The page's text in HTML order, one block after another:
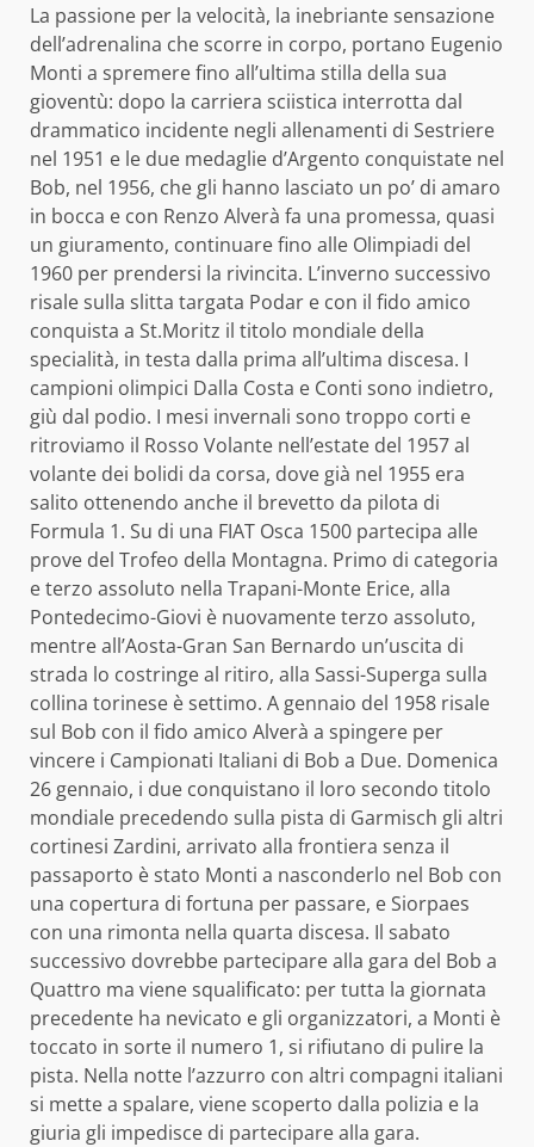
La passione per la velocità, la inebriante sensazione
dell’adrenalina che scorre in corpo, portano Eugenio
Monti a spremere fino all’ultima stilla della sua
gioventù: dopo la carriera sciistica interrotta dal
drammatico incidente negli allenamenti di Sestriere
nel 1951 e le due medaglie d’Argento conquistate nel
Bob, nel 1956, che gli hanno lasciato un po’ di amaro
in bocca e con Renzo Alverà fa una promessa, quasi
un giuramento, continuare fino alle Olimpiadi del
1960 per prendersi la rivincita. L’inverno successivo
risale sulla slitta targata Podar e con il fido amico
conquista a St.Moritz il titolo mondiale della
specialità, in testa dalla prima all’ultima discesa. I
campioni olimpici Dalla Costa e Conti sono indietro,
giù dal podio. I mesi invernali sono troppo corti e
ritroviamo il Rosso Volante nell’estate del 1957 al
volante dei bolidi da corsa, dove già nel 1955 era
salito ottenendo anche il brevetto da pilota di
Formula 1. Su di una FIAT Osca 1500 partecipa alle
prove del Trofeo della Montagna. Primo di categoria
e terzo assoluto nella Trapani-Monte Erice, alla
Pontedecimo-Giovi è nuovamente terzo assoluto,
mentre all’Aosta-Gran San Bernardo un’uscita di
strada lo costringe al ritiro, alla Sassi-Superga sulla
collina torinese è settimo. A gennaio del 1958 risale
sul Bob con il fido amico Alverà a spingere per
vincere i Campionati Italiani di Bob a Due. Domenica
26 gennaio, i due conquistano il loro secondo titolo
mondiale precedendo sulla pista di Garmisch gli altri
cortinesi Zardini, arrivato alla frontiera senza il
passaporto è stato Monti a nasconderlo nel Bob con
una copertura di fortuna per passare, e Siorpaes
con una rimonta nella quarta discesa. Il sabato
successivo dovrebbe partecipare alla gara del Bob a
Quattro ma viene squalificato: per tutta la giornata
precedente ha nevicato e gli organizzatori, a Monti è
toccato in sorte il numero 1, si rifiutano di pulire la
pista. Nella notte l’azzurro con altri compagni italiani
si mette a spalare, viene scoperto dalla polizia e la
giuria gli impedisce di partecipare alla gara.